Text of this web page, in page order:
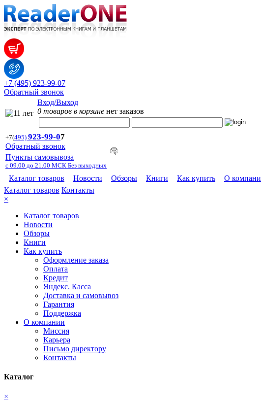
+7 (495) 923-99-07
Обратный звонок
Вход/Выход
0 товаров в корзине нет заказов
+7(495) 923-99-07
Обратный звонок
Пункты самовывоза
с 09.00 до 21.00 МСК Без выходных
Каталог товаров Новости Обзоры Книги Как купить
О
Каталог товаров Контакты
×
Каталог товаров
Новости
Обзоры
Книги
Как купить
Оформление заказа
Оплата
Кредит
Яндекс. Касса
Доставка и самовывоз
Гарантия
Поддержка
О компании
Миссия
Карьера
Письмо директору
Контакты
Каталог
×